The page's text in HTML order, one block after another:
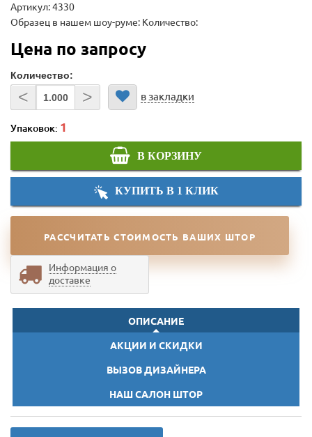
Артикул: 4330
Образец в нашем шоу-руме: Количество:
Цена по запросу
Количество:
< > в закладки
Упаковок:
В КОРЗИНУ
КУПИТЬ В 1 КЛИК
РАССЧИТАТЬ СТОИМОСТЬ ВАШИХ ШТОР
Информация о
доставке
ОПИСАНИЕ
АКЦИИ И СКИДКИ
ВЫЗОВ ДИЗАЙНЕРА
НАШ САЛОН ШТОР